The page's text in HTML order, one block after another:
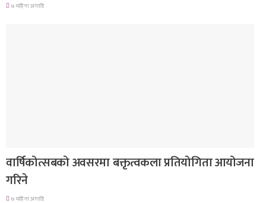
७ महिना अगाडि
वार्षिकोत्सबको अवसरमा बक्तृत्वकला प्रतियोगिता आयोजना
गरिने
७ महिना अगाडि